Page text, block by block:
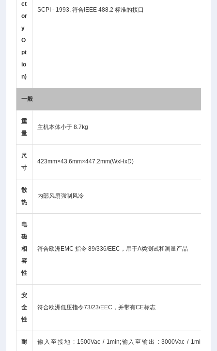
ct
or
y
O
pt
io
n)
SCPI - 1993, 符合IEEE 488.2 标准的接口
一般
重
量
主机本体小于 8.7kg
尺
寸
423mm×43.6mm×447.2mm(WxHxD)
散
热
内部风扇强制风冷
电
磁
相
容
性
符合欧洲EMC 指令 89/336/EEC，用于A类测试和测量产品
安
全
性
符合欧洲低压指令73/23/EEC，并带有CE标志
耐
输入至接地 : 1500Vac / 1min;输入至输出 : 3000Vac /